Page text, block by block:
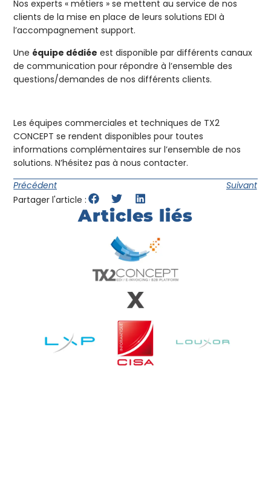
Nos experts « métiers » se mettent au service de nos
clients de la mise en place de leurs solutions EDI à
l’accompagnement support.
Une équipe dédiée est disponible par différents canaux
de communication pour répondre à l’ensemble des
questions/demandes de nos différents clients.
Les équipes commerciales et techniques de TX2
CONCEPT se rendent disponibles pour toutes
informations complémentaires sur l’ensemble de nos
solutions. N’hésitez pas à nous contacter.
Précédent
Suivant
Partager l'article :
Articles liés